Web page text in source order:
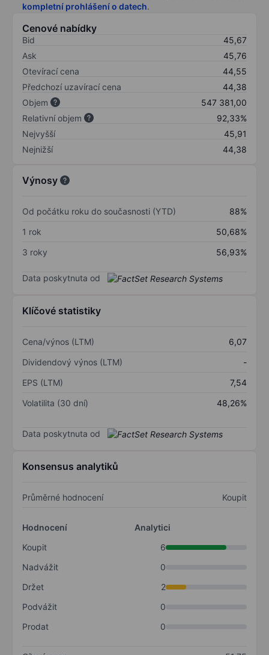
kompletní prohlášení o datech.
Cenové nabídky
Bid
45,67
Ask
45,76
Otevírací cena
44,55
Předchozí uzavírací cena
44,38
Objem
547 381,00
Relativní objem
92,33%
Nejvyšší
45,91
Nejnižší
44,38
Výnosy
Od počátku roku do současnosti (YTD)
88%
1 rok
50,68%
3 roky
56,93%
Data poskytnuta od
Klíčové statistiky
Cena/výnos (LTM)
6,07
Dividendový výnos (LTM)
-
EPS (LTM)
7,54
Volatilita (30 dní)
48,26%
Data poskytnuta od
Konsensus analytiků
Průměrné hodnocení Koupit
Hodnocení
Analytici
Koupit
6
Nadvážit
0
Držet
2
Podvážit
0
Prodat
0